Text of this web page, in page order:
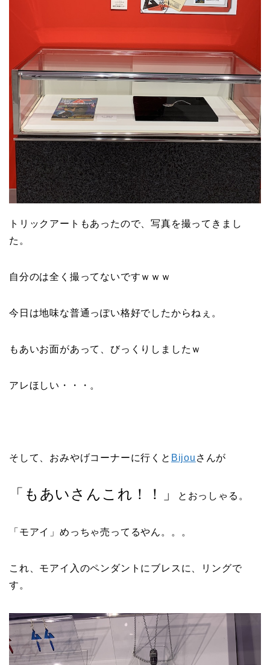
トリックアートもあったので、写真を撮ってきまし
た。
自分のは全く撮ってないですｗｗｗ
今日は地味な普通っぽい格好でしたからねぇ。
もあいお面があって、びっくりしましたｗ
アレほしい・・・。
そして、おみやげコーナーに行くと Bijou さんが
「もあいさんこれ！！」 とおっしゃる。
「モアイ」めっちゃ売ってるやん。。。
これ、モアイ入のペンダントにブレスに、リングで
す。